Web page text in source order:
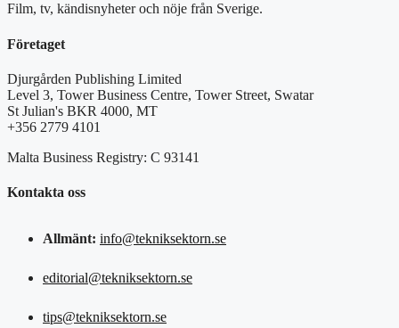
Film, tv, kändisnyheter och nöje från Sverige.
Företaget
Djurgården Publishing Limited
Level 3, Tower Business Centre, Tower Street, Swatar
St Julian's BKR 4000, MT
+356 2779 4101
Malta Business Registry: C 93141
Kontakta oss
Allmänt: info@tekniksektorn.se
editorial@tekniksektorn.se
tips@tekniksektorn.se